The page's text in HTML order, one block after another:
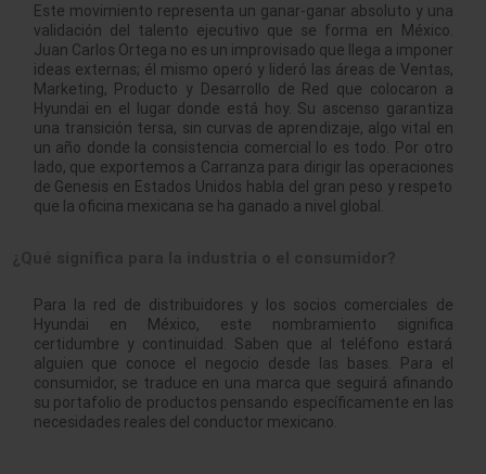
Este movimiento representa un ganar-ganar absoluto y una
validación del talento ejecutivo que se forma en México.
Juan Carlos Ortega no es un improvisado que llega a imponer
ideas externas; él mismo operó y lideró las áreas de Ventas,
Marketing, Producto y Desarrollo de Red que colocaron a
Hyundai en el lugar donde está hoy. Su ascenso garantiza
una transición tersa, sin curvas de aprendizaje, algo vital en
un año donde la consistencia comercial lo es todo. Por otro
lado, que exportemos a Carranza para dirigir las operaciones
de Genesis en Estados Unidos habla del gran peso y respeto
que la oficina mexicana se ha ganado a nivel global .
Para la red de distribuidores y los socios comerciales de
Hyundai en México, este nombramiento significa
certidumbre y continuidad. Saben que al teléfono estará
alguien que conoce el negocio desde las bases. Para el
consumidor, se traduce en una marca que seguirá afinando
su portafolio de productos pensando específicamente en las
necesidades reales del conductor mexicano.